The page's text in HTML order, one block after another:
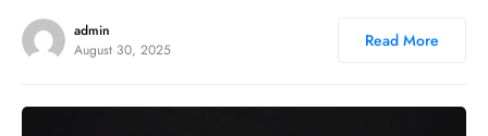
admin
August 30, 2025
Read More